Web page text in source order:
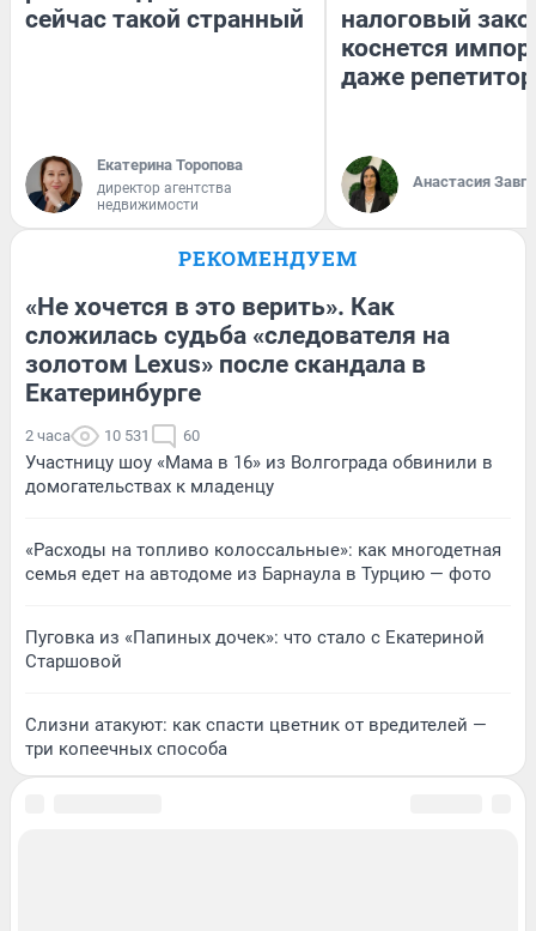
сейчас такой странный
Екатерина Торопова
директор агентства
недвижимости
налоговый
коснется
даже
Анастасия
РЕКОМЕНДУЕМ
«Не хочется в это верить». Как
сложилась судьба «следователя на
золотом Lexus» после скандала в
Екатеринбурге
2 часа 10 531 60
Участницу шоу «Мама в 16» из Волгограда обвинили в
домогательствах к младенцу
«Расходы на топливо колоссальные»: как многодетная
семья едет на автодоме из Барнаула в Турцию — фото
Пуговка из «Папиных дочек»: что стало с Екатериной
Старшовой
Слизни атакуют: как спасти цветник от вредителей —
три копеечных способа